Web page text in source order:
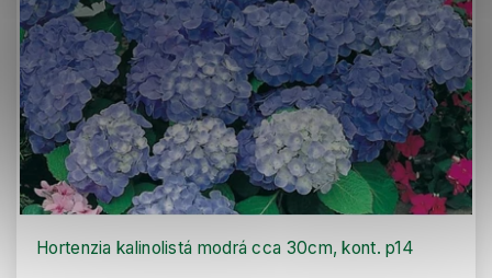
Hortenzia kalinolistá modrá cca 30cm, kont. p14